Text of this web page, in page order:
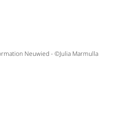
Neuwied - ©Julia Marmulla